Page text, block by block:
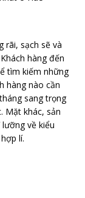
rãi, sạch sẽ và
hàng đến
tìm kiếm những
hàng nào cần
sang trọng
Mặt khác, sản
về kiểu
lí.